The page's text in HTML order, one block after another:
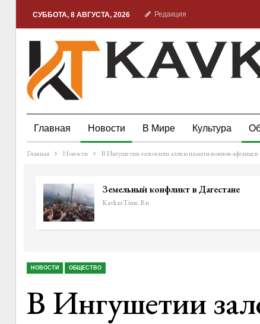
СУББОТА, 8 АВГУСТА, 2026 Редакция
Главная Новости В Мире Культура
Главная Новости В Ингушетии заложили аллею памяти воинов-афганцев
Земельный конфликт в Дагестане
KavkazTime.ru
НОВОСТИ ОБЩЕСТВО
В Ингушетии